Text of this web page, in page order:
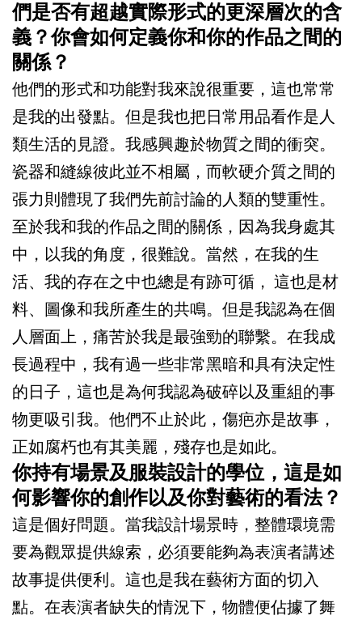
們是否有超越實際形式的更深層次的含
義？你會如何定義你和你的作品之間的
關係？
他們的形式和功能對我來說很重要，這也常常
是我的出發點。但是我也把日常用品看作是人
類生活的見證。我感興趣於物質之間的衝突。
瓷器和縫線彼此並不相屬，而軟硬介質之間的
張力則體現了我們先前討論的人類的雙重性。
至於我和我的作品之間的關係，因為我身處其
中，以我的角度，很難說。當然，在我的生
活、我的存在之中也總是有跡可循， 這也是材
料、圖像和我所產生的共鳴。但是我認為在個
人層面上，痛苦於我是最強勁的聯繫。在我成
長過程中，我有過一些非常黑暗和具有決定性
的日子，這也是為何我認為破碎以及重組的事
物更吸引我。他們不止於此，傷疤亦是故事，
正如腐朽也有其美麗，殘存也是如此。
你持有場景及服裝設計的學位，這是如
何影響你的創作以及你對藝術的看法？
這是個好問題。當我設計場景時，整體環境需
要為觀眾提供線索，必須要能夠為表演者講述
故事提供便利。這也是我在藝術方面的切入
點。在表演者缺失的情況下，物體便佔據了舞